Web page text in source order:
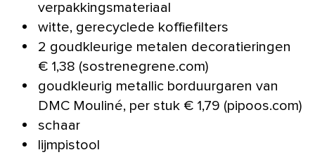
verpakkingsmateriaal
witte, gerecyclede koffiefilters
2 goudkleurige metalen decoratieringen
€ 1,38 (sostrenegrene.com)
goudkleurig metallic borduurgaren van
DMC Mouliné, per stuk € 1,79 (pipoos.com)
schaar
lijmpistool